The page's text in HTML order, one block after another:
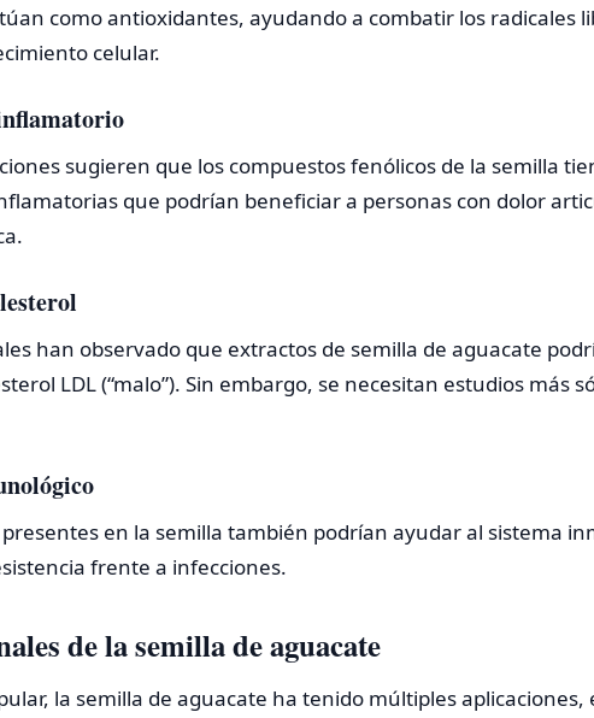
como antioxidantes, ayudando a combatir los radicales
celular.
sugieren que los compuestos fenólicos de la semilla
que podrían beneficiar a personas con dolor
han observado que extractos de semilla de aguacate
LDL (“malo”). Sin embargo, se necesitan estudios más
en la semilla también podrían ayudar al sistema
frente a infecciones.
de la semilla de aguacate
la semilla de aguacate ha tenido múltiples aplicaciones,